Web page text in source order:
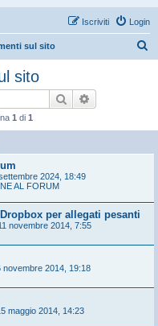
Login
Iscriviti
sul sito
sito
Cerca
1 di 1
2024, 18:49
AL FORUM
per allegati pesanti
novembre 2014, 7:55
novembre 2014, 19:18
maggio 2014, 14:23